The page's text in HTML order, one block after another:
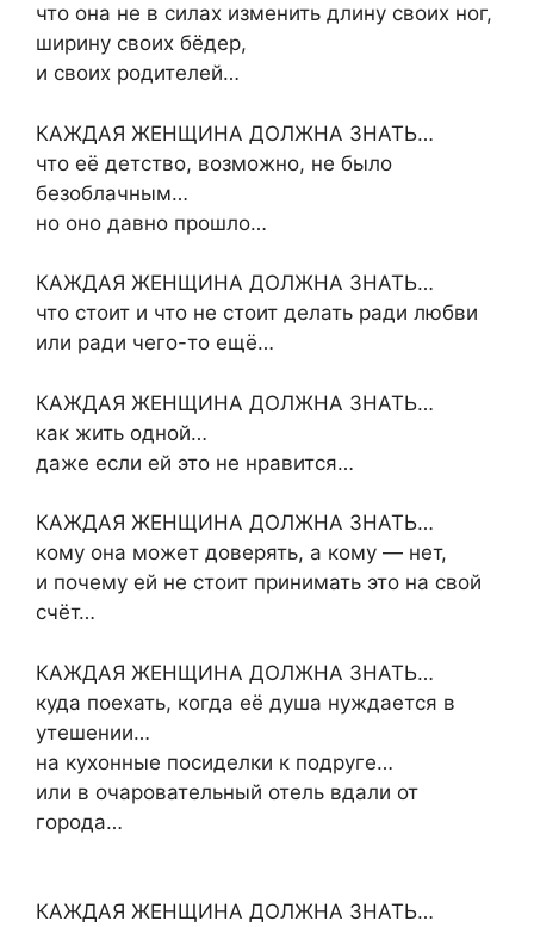
что она не в силах изменить длину своих ног,
ширину своих бёдер,
и своих родителей…
КАЖДАЯ ЖЕНЩИНА ДОЛЖНА ЗНАТЬ…
что её детство, возможно, не было
безоблачным…
но оно давно прошло…
КАЖДАЯ ЖЕНЩИНА ДОЛЖНА ЗНАТЬ…
что стоит и что не стоит делать ради любви
или ради чего-то ещё…
КАЖДАЯ ЖЕНЩИНА ДОЛЖНА ЗНАТЬ…
как жить одной…
даже если ей это не нравится…
КАЖДАЯ ЖЕНЩИНА ДОЛЖНА ЗНАТЬ…
кому она может доверять, а кому — нет,
и почему ей не стоит принимать это на свой
счёт…
КАЖДАЯ ЖЕНЩИНА ДОЛЖНА ЗНАТЬ…
куда поехать, когда её душа нуждается в
утешении…
на кухонные посиделки к подруге…
или в очаровательный отель вдали от
города…
КАЖДАЯ ЖЕНЩИНА ДОЛЖНА ЗНАТЬ…